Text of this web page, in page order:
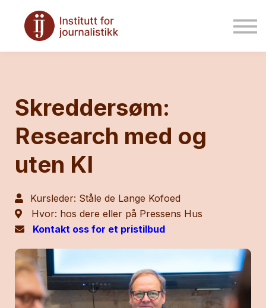
Kontakt oss
Skreddersøm:
Research med og
uten KI
Kursleder: Ståle de Lange Kofoed
Hvor: hos dere eller på Pressens Hus
Kontakt oss for et pristilbud